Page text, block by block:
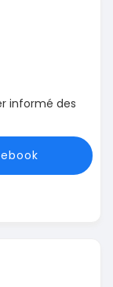
informé des